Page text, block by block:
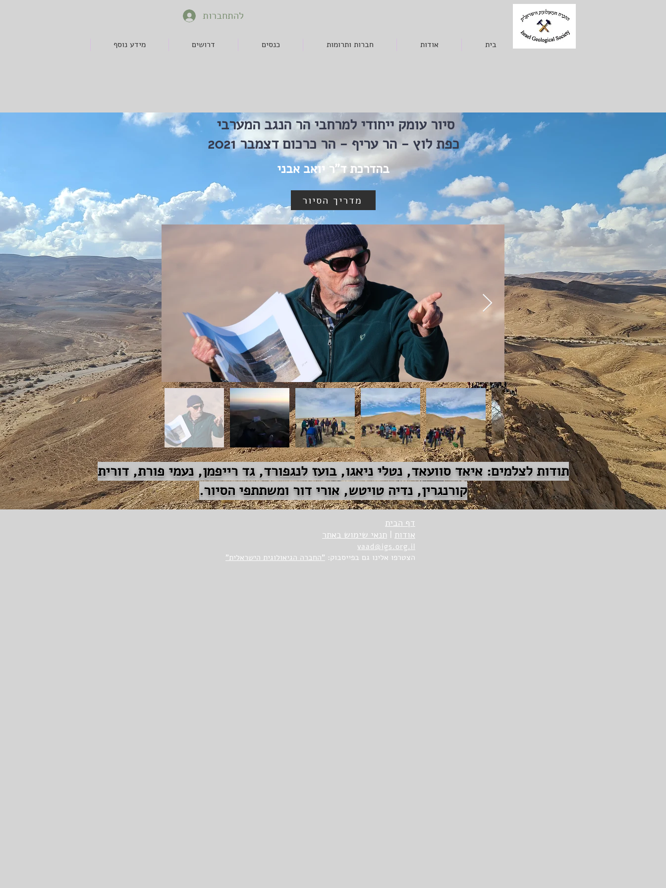
בית אודות חברות ותרומות כנסים דרושים מידע נוסף
להתחברות
סיור עומק ייחודי למרחבי הר הנגב המערבי
כפת לוץ - הר עריף - הר כרכום דצמבר 2021
בהדרכת ד"ר יואב אבני
מדריך הסיור
תודות לצלמים: איאד סוועאד, נטלי ניאגו, בועז לנגפורד, גד רייפמן, נעמי פורת, דורית
קורנגרין, נדיה טויטש, אורי דור ומשתתפי הסיור.
דף הבית
אודות | תנאי שימוש באתר
vaad@igs.org.il
הצטרפו אלינו גם בפייסבוק: "החברה הגיאולוגית הישראלית"